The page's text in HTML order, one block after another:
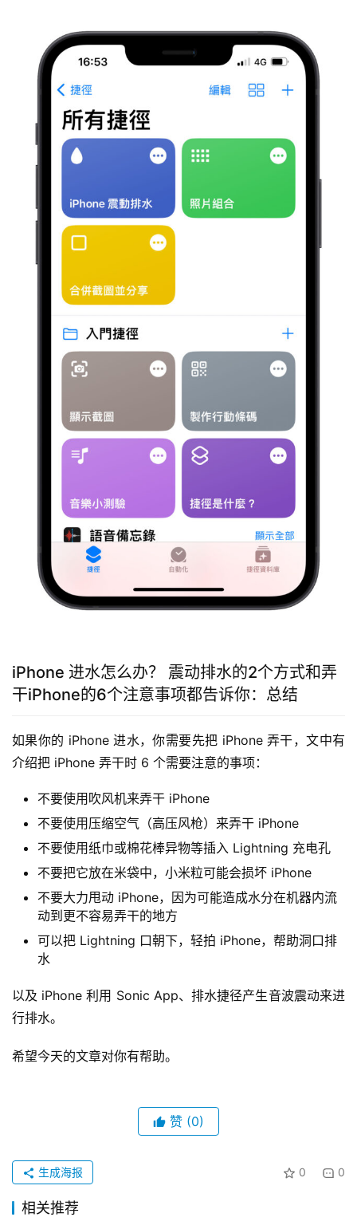
iPhone 进水怎么办？ 震动排水的2个方式和弄
干iPhone的6个注意事项都告诉你：总结
如果你的 iPhone 进水，你需要先把 iPhone 弄干，文中有
介绍把 iPhone 弄干时 6 个需要注意的事项：
不要使用吹风机来弄干 iPhone
不要使用压缩空气（高压风枪）来弄干 iPhone
不要使用纸巾或棉花棒异物等插入 Lightning 充电孔
不要把它放在米袋中，小米粒可能会损坏 iPhone
不要大力甩动 iPhone，因为可能造成水分在机器内流
动到更不容易弄干的地方
可以把 Lightning 口朝下，轻拍 iPhone，帮助洞口排
水
以及 iPhone 利用 Sonic App、排水捷径产生音波震动来进
行排水。
希望今天的文章对你有帮助。
赞 (0)
0 0
生成海报
相关推荐